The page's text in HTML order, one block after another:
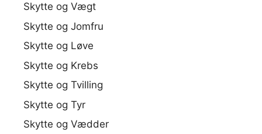
Skytte og Vægt
Skytte og Jomfru
Skytte og Løve
Skytte og Krebs
Skytte og Tvilling
Skytte og Tyr
Skytte og Vædder